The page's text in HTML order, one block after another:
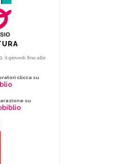
il giovedì fino alle
clicca su
su